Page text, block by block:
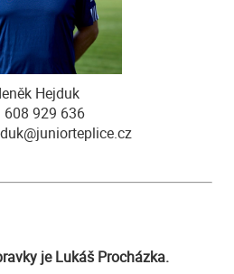
Hejduk
608 929 636
je Lukáš Procházka.